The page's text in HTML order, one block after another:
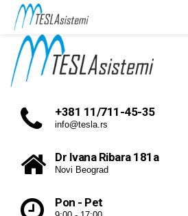
+381 11/711-45-35
info@tesla.rs
Dr Ivana Ribara 181a
Novi Beograd
Pon - Pet